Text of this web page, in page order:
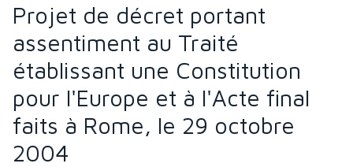
Projet de décret portant
assentiment au Traité
établissant une Constitution
pour l'Europe et à l'Acte final
faits à Rome, le 29 octobre
2004